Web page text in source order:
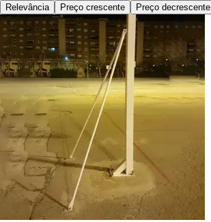
Relevância
Preço crescente Preço decrescente